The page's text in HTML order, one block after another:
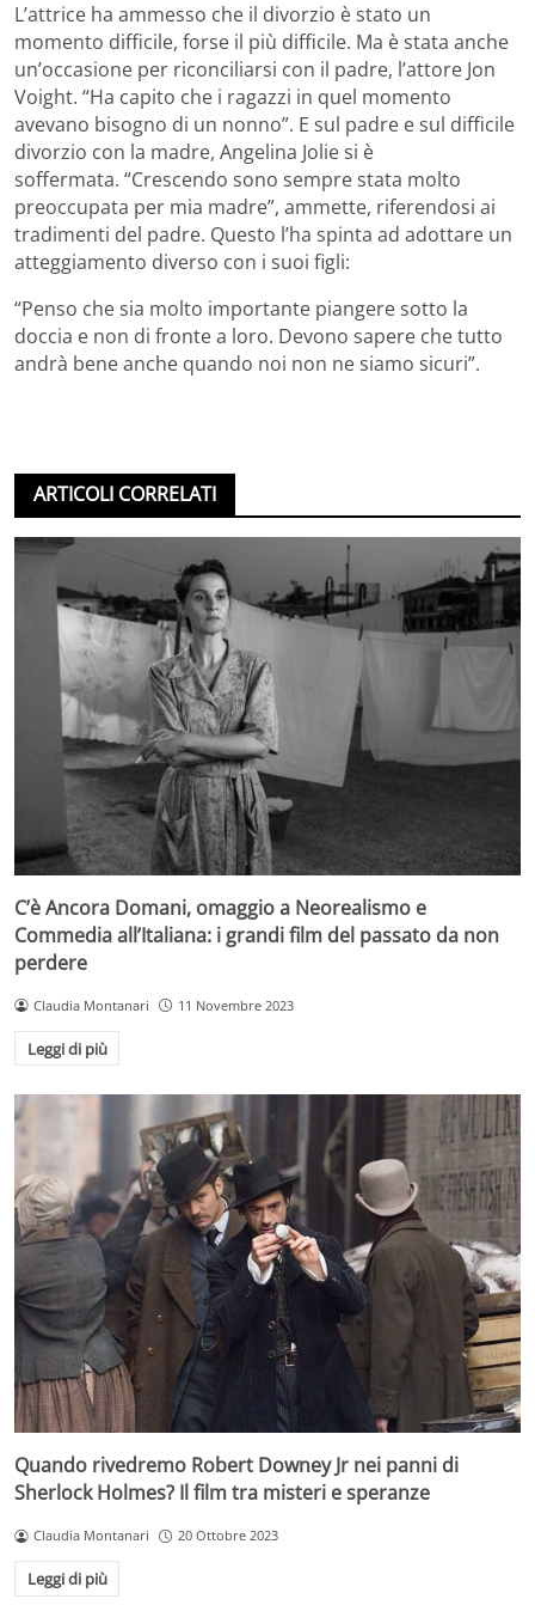
L’attrice ha ammesso che il divorzio è stato un
momento difficile, forse il più difficile. Ma è stata anche
un’occasione per riconciliarsi con il padre, l’attore Jon
Voight. “Ha capito che i ragazzi in quel momento
avevano bisogno di un nonno”. E sul padre e sul difficile
divorzio con la madre, Angelina Jolie si è
soffermata. “Crescendo sono sempre stata molto
preoccupata per mia madre”, ammette, riferendosi ai
tradimenti del padre. Questo l’ha spinta ad adottare un
atteggiamento diverso con i suoi figli:
“Penso che sia molto importante piangere sotto la
doccia e non di fronte a loro. Devono sapere che tutto
andrà bene anche quando noi non ne siamo sicuri”.
ARTICOLI CORRELATI
C’è Ancora Domani, omaggio a Neorealismo e
Commedia all’Italiana: i grandi film del passato da non
perdere
Claudia Montanari 11 Novembre 2023
Leggi di più
Quando rivedremo Robert Downey Jr nei panni di
Sherlock Holmes? Il film tra misteri e speranze
Claudia Montanari 20 Ottobre 2023
Leggi di più